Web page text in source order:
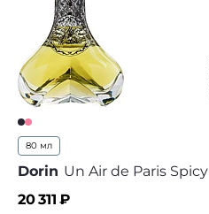
80 мл
Dorin Un Air de Paris Spicy
20 311 ₽